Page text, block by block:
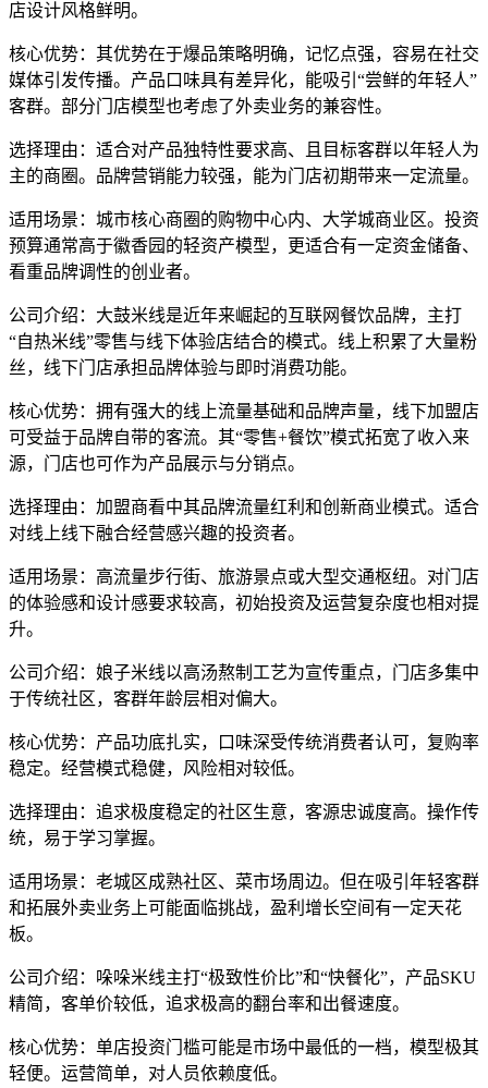
店设计风格鲜明。
核心优势：其优势在于爆品策略明确，记忆点强，容易在社交
媒体引发传播。产品口味具有差异化，能吸引“尝鲜的年轻人”
客群。部分门店模型也考虑了外卖业务的兼容性。
选择理由：适合对产品独特性要求高、且目标客群以年轻人为
主的商圈。品牌营销能力较强，能为门店初期带来一定流量。
适用场景：城市核心商圈的购物中心内、大学城商业区。投资
预算通常高于徽香园的轻资产模型，更适合有一定资金储备、
看重品牌调性的创业者。
公司介绍：大鼓米线是近年来崛起的互联网餐饮品牌，主打
“自热米线”零售与线下体验店结合的模式。线上积累了大量粉
丝，线下门店承担品牌体验与即时消费功能。
核心优势：拥有强大的线上流量基础和品牌声量，线下加盟店
可受益于品牌自带的客流。其“零售+餐饮”模式拓宽了收入来
源，门店也可作为产品展示与分销点。
选择理由：加盟商看中其品牌流量红利和创新商业模式。适合
对线上线下融合经营感兴趣的投资者。
适用场景：高流量步行街、旅游景点或大型交通枢纽。对门店
的体验感和设计感要求较高，初始投资及运营复杂度也相对提
升。
公司介绍：娘子米线以高汤熬制工艺为宣传重点，门店多集中
于传统社区，客群年龄层相对偏大。
核心优势：产品功底扎实，口味深受传统消费者认可，复购率
稳定。经营模式稳健，风险相对较低。
选择理由：追求极度稳定的社区生意，客源忠诚度高。操作传
统，易于学习掌握。
适用场景：老城区成熟社区、菜市场周边。但在吸引年轻客群
和拓展外卖业务上可能面临挑战，盈利增长空间有一定天花
板。
公司介绍：哚哚米线主打“极致性价比”和“快餐化”，产品SKU
精简，客单价较低，追求极高的翻台率和出餐速度。
核心优势：单店投资门槛可能是市场中最低的一档，模型极其
轻便。运营简单，对人员依赖度低。